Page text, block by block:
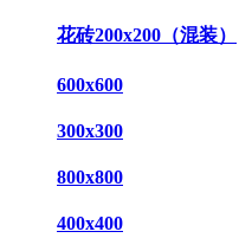
花砖200x200（混装）
600x600
300x300
800x800
400x400